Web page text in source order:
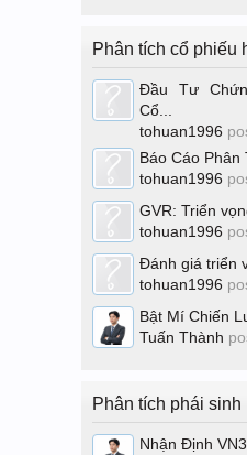
Phân tích cổ phiếu
Đầu Tư
Cổ...
tohuan1996
Báo Cáo Phân
tohuan1996
GVR: Triển
tohuan1996
Đánh giá triển
tohuan1996
Bật Mí Chiến
Tuấn Thành
Phân tích phái sinh
Nhận Định